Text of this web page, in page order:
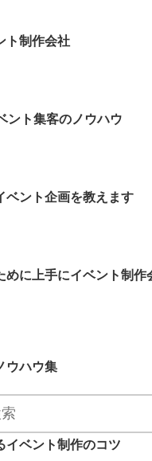
ト制作会社
ント集客のノウハウ
ベント企画を教えます
めに上手にイベント制作
ウハウ集
イベント制作のコツ